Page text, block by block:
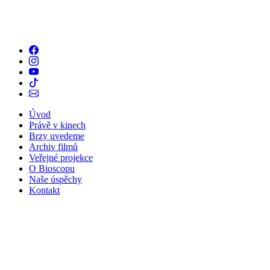
Úvod
Právě v kinech
Brzy uvedeme
Archiv filmů
Veřejné projekce
O Bioscopu
Naše úspěchy
Kontakt